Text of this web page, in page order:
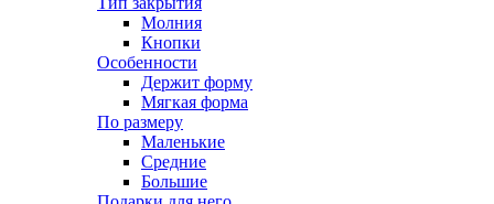
Молния
Кнопки
Особенности
Держит форму
Мягкая форма
По размеру
Маленькие
Средние
Большие